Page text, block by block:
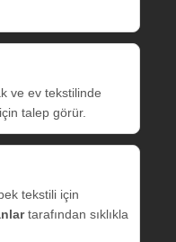
ve ev tekstilinde
talep görür.
tekstili için
tarafından sıklıkla